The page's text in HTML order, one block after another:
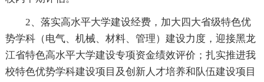
2、落实高水平大学建设经费，加大四大省级特色优
势学科（电气、机械、材料、管理）建设力度，迎接黑龙
江省特色高水平大学建设专项资金绩效评价；扎实推进我
校特色优势学科建设项目及创新人才培养和队伍建设项目